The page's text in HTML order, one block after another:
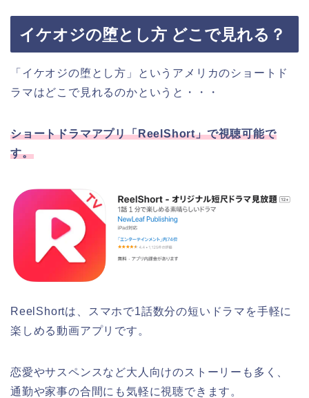
イケオジの堕とし方 どこで見れる？
「イケオジの堕とし方」というアメリカのショートド
ラマはどこで見れるのかというと・・・
ショートドラマアプリ「ReelShort」で視聴可能で
す。
ReelShortは、スマホで1話数分の短いドラマを手軽に
楽しめる動画アプリです。
恋愛やサスペンスなど大人向けのストーリーも多く、
通勤や家事の合間にも気軽に視聴できます。